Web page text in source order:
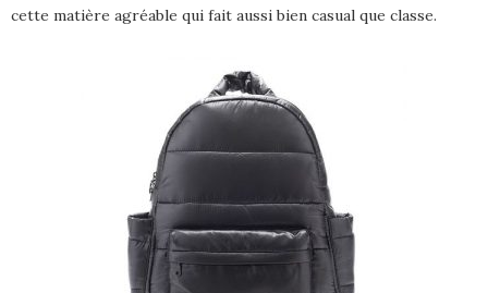
cette matière agréable qui fait aussi bien casual que classe.